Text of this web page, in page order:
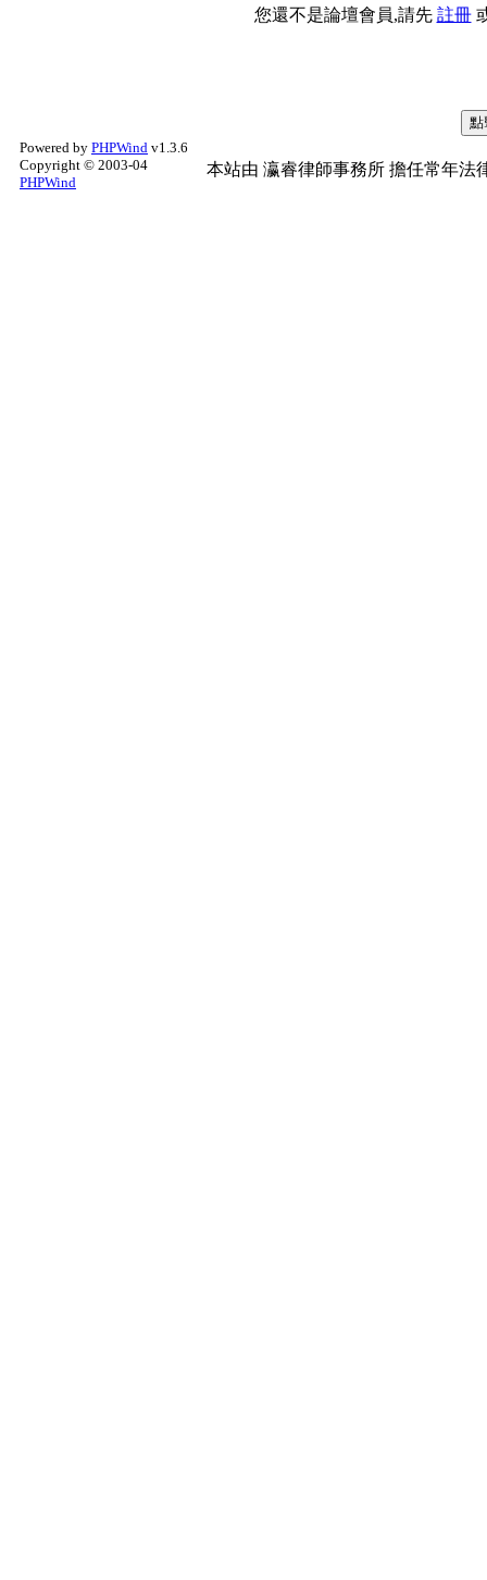
您還不是論壇會員,請先 註冊
Powered by PHPWind v1.3.6
Copyright © 2003-04
PHPWind
本站由 瀛睿律師事務所 擔任常年法